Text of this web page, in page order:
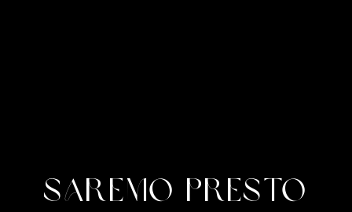
Saremo presto